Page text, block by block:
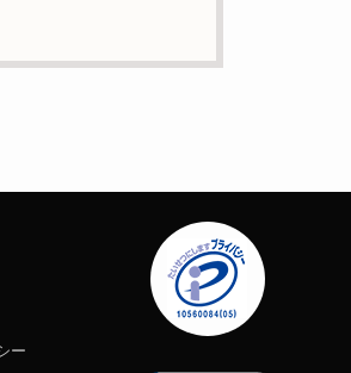
する個人情報は一切含ま
ー